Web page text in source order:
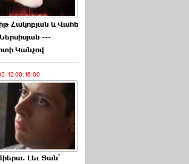
Հակոբյան և Վահե
---
Կանչով
12 00:16:00
Լեւ Յան՝